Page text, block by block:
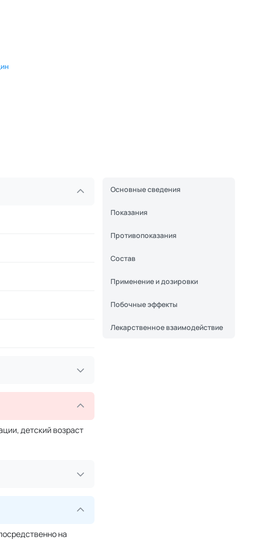
детский возраст
на
Основные сведения
Показания
Противопоказания
Состав
Применение и дозировки
Побочные эффекты
Лекарственное взаимодействие